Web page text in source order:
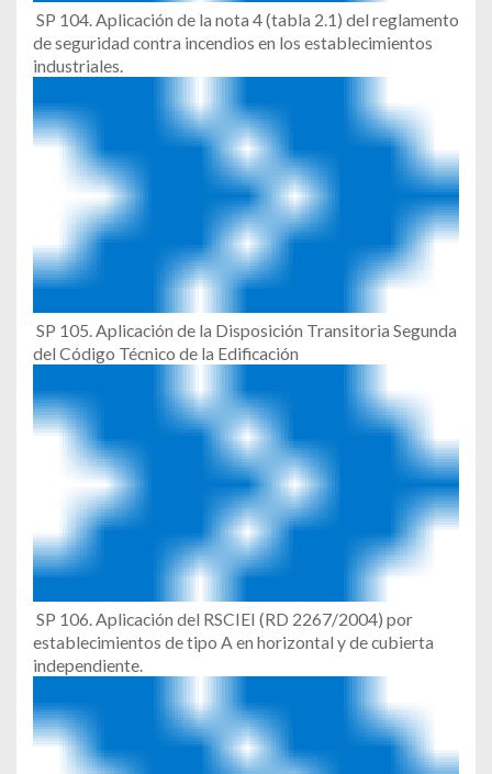
SP 104. Aplicación de la nota 4 (tabla 2.1) del reglamento
de seguridad contra incendios en los establecimientos
industriales.
SP 105. Aplicación de la Disposición Transitoria Segunda
del Código Técnico de la Edificación
SP 106. Aplicación del RSCIEI (RD 2267/2004) por
establecimientos de tipo A en horizontal y de cubierta
independiente.